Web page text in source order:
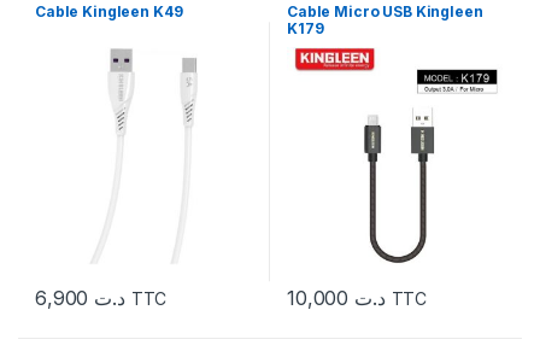
Cable Kingleen K49
د.ت TTC
Cable Micro USB Kingleen
K179
د.ت TTC